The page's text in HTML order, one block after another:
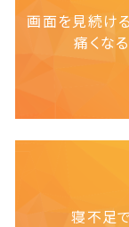
画面を見続け
痛くなる
寝不足で